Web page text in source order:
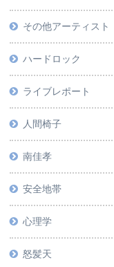
その他アーティスト
ハードロック
ライブレポート
人間椅子
南佳孝
安全地帯
心理学
怒髪天